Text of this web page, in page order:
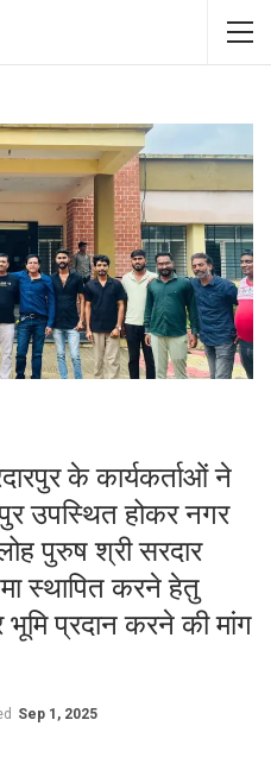
के कार्यकर्ताओं ने
उपस्थित होकर नगर
पुरुष श्री सरदार
स्थापित करने हेतु
प्रदान करने की मांग
Sep 1, 2025